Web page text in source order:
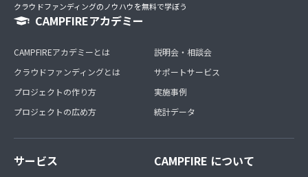
クラウドファンディングのノウハウを無料で学ぼう
CAMPFIREアカデミー
CAMPFIREアカデミーとは
クラウドファンディングとは
プロジェクトの作り方
プロジェクトの広め方
説明会・相談会
サポートサービス
実施事例
統計データ
サービス CAMPFIRE について